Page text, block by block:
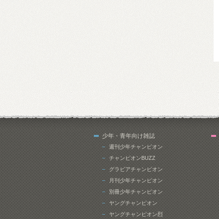
少年・青年向け雑誌
週刊少年チャンピオン
チャンピオンBUZZ
グラビアチャンピオン
月刊少年チャンピオン
別冊少年チャンピオン
ヤングチャンピオン
ヤングチャンピオン烈